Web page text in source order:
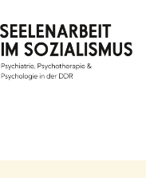
to
content